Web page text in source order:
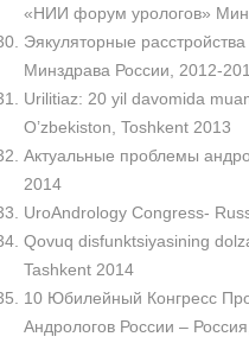
«НИИ форум урологов»
Эякуляторные
Минздрава России, 2012-
Urilitiaz: 20 yil davomida
O’zbekiston, Toshkent 2013
Актуальные проблемы
2014
UroAndrology Congress-
Qovuq disfunktsiyasining
Tashkent 2014
10 Юбилейный Конгресс
Андрологов России –